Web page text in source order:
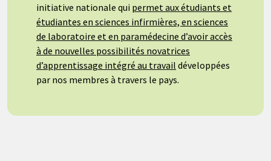
initiative nationale qui permet aux étudiants et
étudiantes en sciences infirmières, en sciences
de laboratoire et en paramédecine d’avoir accès
à de nouvelles possibilités novatrices
d’apprentissage intégré au travail développées
par nos membres à travers le pays.